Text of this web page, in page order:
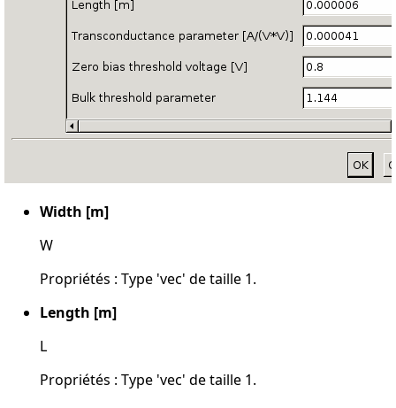
Width [m]
W
Propriétés : Type 'vec' de taille 1.
Length [m]
L
Propriétés : Type 'vec' de taille 1.